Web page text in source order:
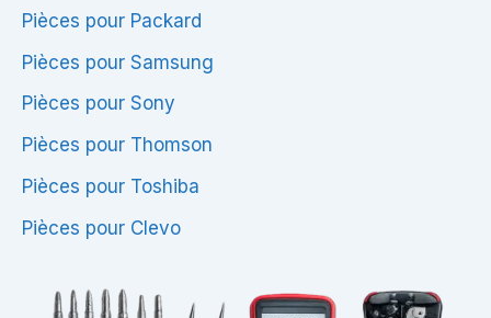
Pièces pour Packard
Pièces pour Samsung
Pièces pour Sony
Pièces pour Thomson
Pièces pour Toshiba
Pièces pour Clevo